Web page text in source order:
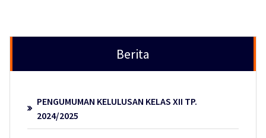
Berita
PENGUMUMAN KELULUSAN KELAS XII TP.
2024/2025